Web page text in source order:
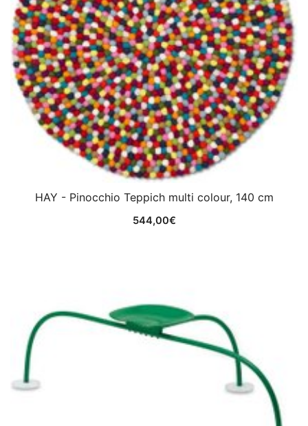
HAY - Pinocchio Teppich multi colour, 140 cm
544,00€